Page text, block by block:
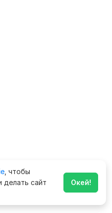
, чтобы
делать сайт
Окей!